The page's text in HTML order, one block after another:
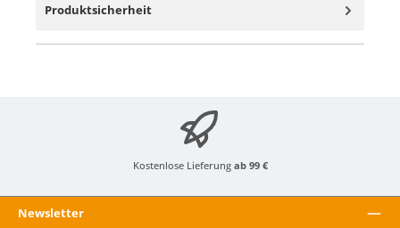
Produktsicherheit
Kostenlose Lieferung ab 99 €
Newsletter